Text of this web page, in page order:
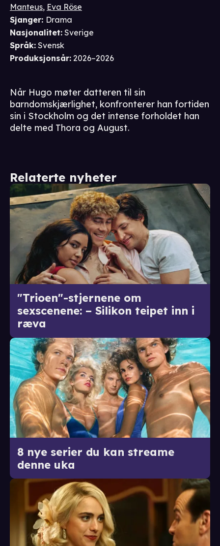
Manteus, Eva Röse
Sjanger: Drama
Nasjonalitet: Sverige
Språk: Svensk
Produksjonsår: 2026–2026
Når Hugo møter datteren til sin
barndomskjærlighet, konfronterer han fortiden
sin i Stockholm og det intense forholdet han
delte med Thora og August.
Relaterte nyheter
"Trioen"-stjernene om
sexscenene: – Silikon teipet inn i
ræva
8 nye serier du kan streame
denne uka